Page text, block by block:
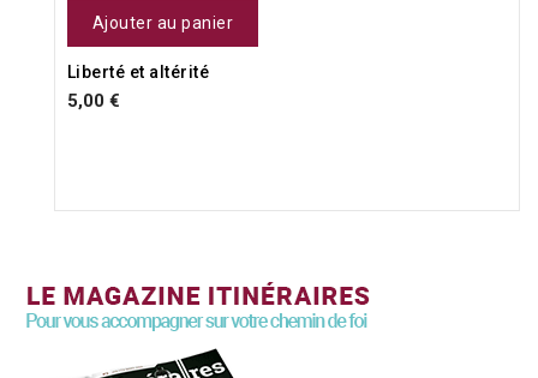
Ajouter au panier
Liberté et altérité
5,00 €